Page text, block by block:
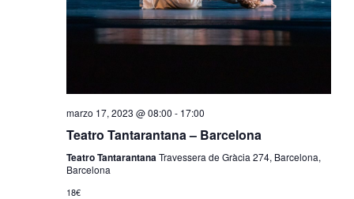
marzo 17, 2023 @ 08:00 - 17:00
Teatro Tantarantana – Barcelona
Teatro TantarantanaTravessera de Gràcia 274, Barcelona,
Barcelona
18€